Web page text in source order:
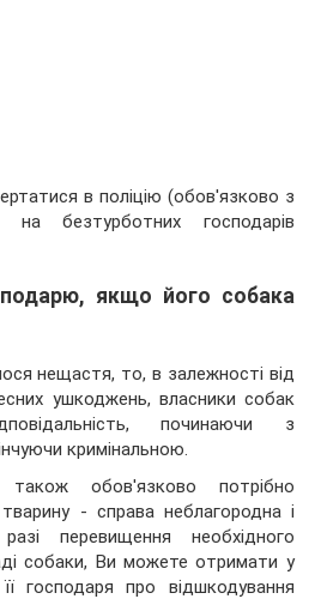
в поліцію (обов'язково з
безтурботних господарів
якщо його собака
нещастя, то, в залежності від
ушкоджень, власники собак
починаючи з
кримінальною.
обов'язково потрібно
- справа неблагородна і
перевищення необхідного
собаки, Ви можете отримати у
господаря про відшкодування